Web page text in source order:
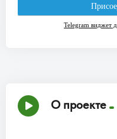
О проекте